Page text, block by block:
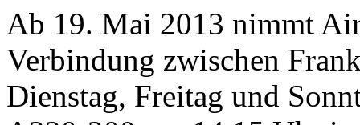
Ab 19. Mai 2013 nimmt
Verbindung zwischen
Dienstag, Freitag und